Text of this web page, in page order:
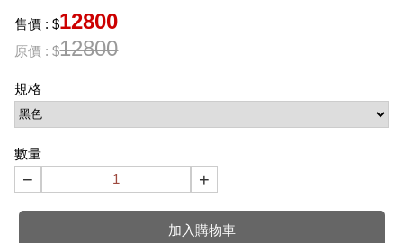
售價 : $12800
原價 : $12800
規格
數量
− +
加入購物車